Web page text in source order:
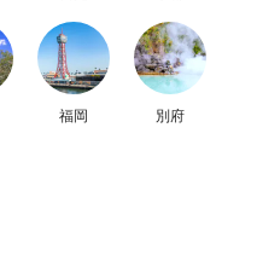
福岡 別府